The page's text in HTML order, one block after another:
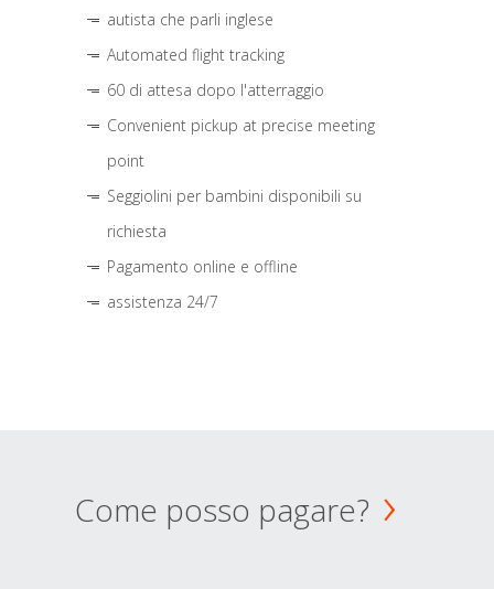
autista che parli inglese
Automated flight tracking
60 di attesa dopo l'atterraggio
Convenient pickup at precise meeting
point
Seggiolini per bambini disponibili su
richiesta
Pagamento online e offline
assistenza 24/7
Come posso pagare?